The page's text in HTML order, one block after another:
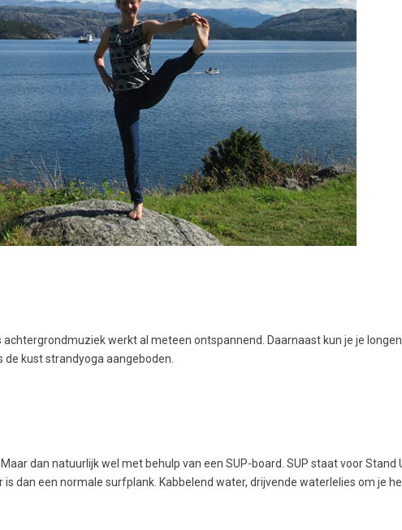
werkt al meteen ontspannend. Daarnaast kun je je
kust strandyoga aangeboden.
dan natuurlijk wel met behulp van een SUP-board. SUP staat voor Stand
dan een normale surfplank. Kabbelend water, drijvende waterlelies om je